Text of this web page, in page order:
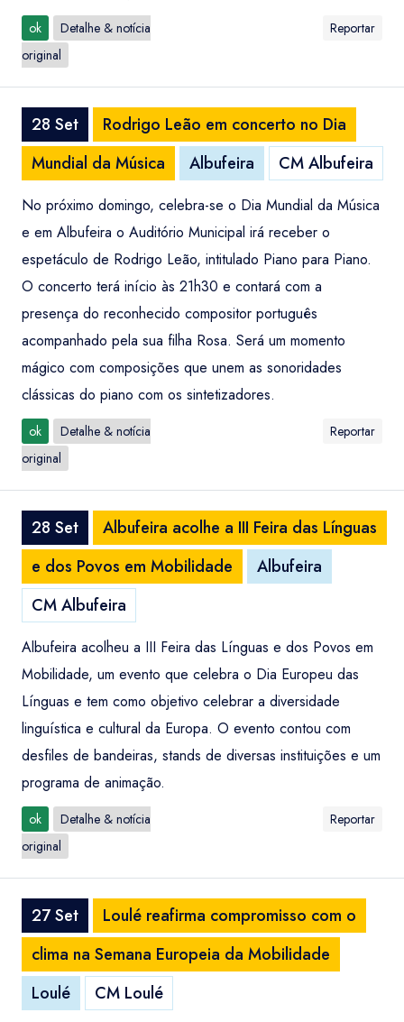
ok
Detalhe & notícia
original
Reportar
28 Set
Rodrigo Leão em concerto no Dia
Mundial da Música
Albufeira CM Albufeira
No próximo domingo, celebra-se o Dia Mundial da Música
e em Albufeira o Auditório Municipal irá receber o
espetáculo de Rodrigo Leão, intitulado Piano para Piano.
O concerto terá início às 21h30 e contará com a
presença do reconhecido compositor português
acompanhado pela sua filha Rosa. Será um momento
mágico com composições que unem as sonoridades
clássicas do piano com os sintetizadores.
ok
Detalhe & notícia
original
Reportar
28 Set
Albufeira acolhe a III Feira das Línguas
e dos Povos em Mobilidade
Albufeira
CM Albufeira
Albufeira acolheu a III Feira das Línguas e dos Povos em
Mobilidade, um evento que celebra o Dia Europeu das
Línguas e tem como objetivo celebrar a diversidade
linguística e cultural da Europa. O evento contou com
desfiles de bandeiras, stands de diversas instituições e um
programa de animação.
ok
Detalhe & notícia
original
Reportar
27 Set
Loulé reafirma compromisso com o
clima na Semana Europeia da Mobilidade
Loulé
CM Loulé